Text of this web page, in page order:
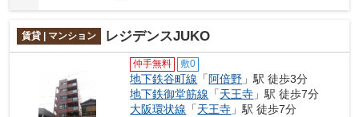
賃貸 | マンション レジデンスJUKO
仲手無料 敷0
地下鉄谷町線 「 阿倍野 」駅 徒歩3分
地下鉄御堂筋線 「天王寺 」駅 徒歩7分
大阪環状線 「天王寺 」駅 徒歩7分